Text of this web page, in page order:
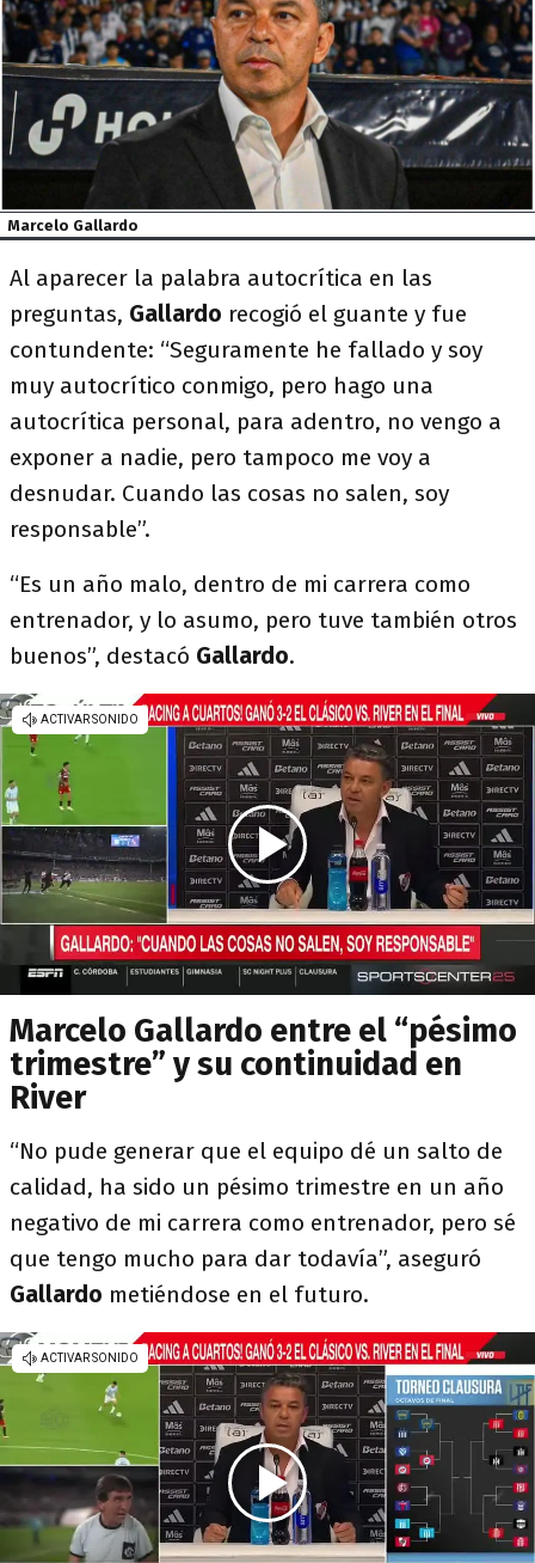
Marcelo Gallardo
Al aparecer la palabra autocrítica en las
preguntas, Gallardo recogió el guante y fue
contundente: “Seguramente he fallado y soy
muy autocrítico conmigo, pero hago una
autocrítica personal, para adentro, no vengo a
exponer a nadie, pero tampoco me voy a
desnudar. Cuando las cosas no salen, soy
responsable”.
“Es un año malo, dentro de mi carrera como
entrenador, y lo asumo, pero tuve también otros
buenos”, destacó Gallardo.
Marcelo Gallardo entre el “pésimo
trimestre” y su continuidad en
River
“No pude generar que el equipo dé un salto de
calidad, ha sido un pésimo trimestre en un año
negativo de mi carrera como entrenador, pero sé
que tengo mucho para dar todavía”, aseguró
Gallardo metiéndose en el futuro.